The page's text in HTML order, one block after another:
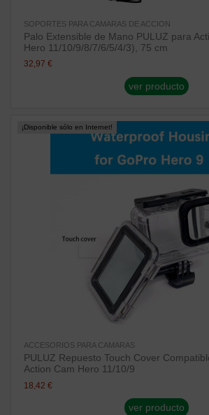
SOPORTES PARA CAMARAS DE ACCION
Palo Extensible de Mano PULUZ para
Hero 11/10/9/8/7/6/5/4/3), 75 cm
32,97 €
ver producto
¡Disponible sólo en Internet!
ACCESORIOS PARA CAMARAS
PULUZ Repuesto Touch Cover
Action Cam Hero 11/10/9
18,42 €
ver producto